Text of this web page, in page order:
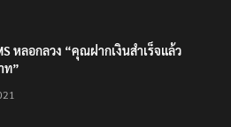
หลอกลวง “คุณฝากเงินสำเร็จแล้ว